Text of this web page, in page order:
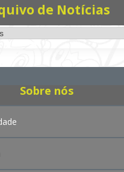
de Notícias
Sobre nós